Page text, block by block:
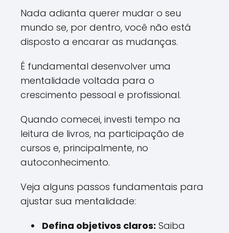
Nada adianta querer mudar o seu
mundo se, por dentro, você não está
disposto a encarar as mudanças.
É fundamental desenvolver uma
mentalidade voltada para o
crescimento pessoal e profissional.
Quando comecei, investi tempo na
leitura de livros, na participação de
cursos e, principalmente, no
autoconhecimento.
Veja alguns passos fundamentais para
ajustar sua mentalidade:
Defina objetivos claros: Saiba